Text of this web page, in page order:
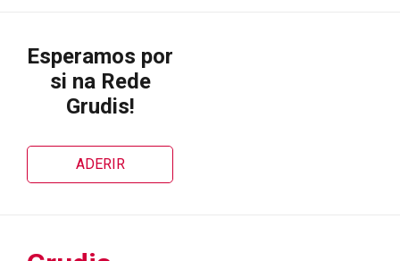
Esperamos por
si na Rede
Grudis!
ADERIR